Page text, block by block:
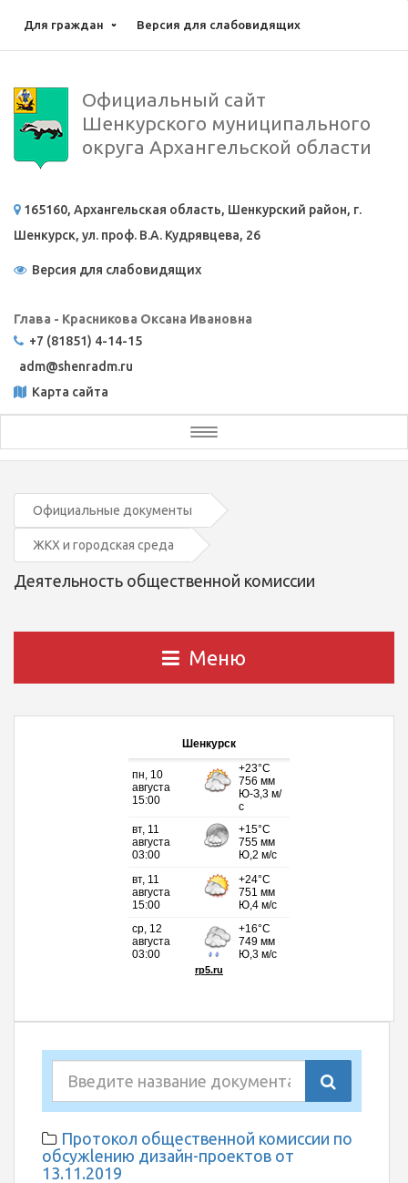
Для граждан Версия для слабовидящих
Официальный сайт
Шенкурского муниципального
округа Архангельской области
165160, Архангельская область, Шенкурский район, г.
Шенкурск, ул. проф. В.А. Кудрявцева, 26
Версия для слабовидящих
Глава - Красникова Оксана Ивановна
+7 (81851) 4-14-15
adm@shenradm.ru
Карта сайта
Toggle
navigation
Официальные документы
ЖКХ и городская среда
Деятельность общественной комиссии
Меню
Шенкурск
Протокол общественной комиссии по
обсужlению дизайн-проектов от
13.11.2019